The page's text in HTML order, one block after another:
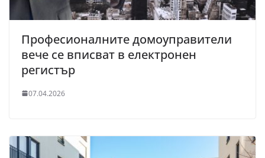
Професионалните домоуправители
вече се вписват в електронен
регистър
07.04.2026